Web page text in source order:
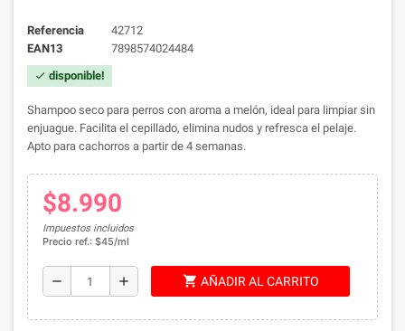
Referencia
42712
EAN13
7898574024484
check disponible!
Shampoo seco para perros con aroma a melón, ideal para limpiar sin
enjuague. Facilita el cepillado, elimina nudos y refresca el pelaje.
Apto para cachorros a partir de 4 semanas.
$8.990
Impuestos incluidos
Precio ref.: $45/ml
remove add shopping_cart AÑADIR AL CARRITO